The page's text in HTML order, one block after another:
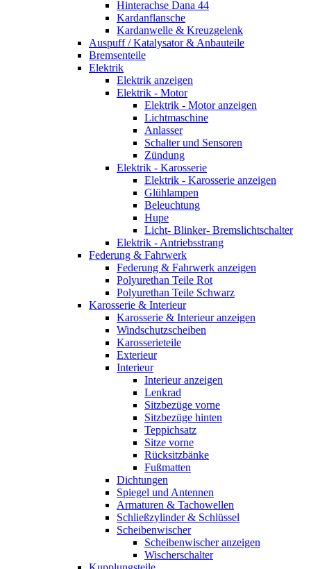
Hinterachse Dana 44
Kardanflansche
Kardanwelle & Kreuzgelenk
Auspuff / Katalysator & Anbauteile
Bremsenteile
Elektrik
Elektrik anzeigen
Elektrik - Motor
Elektrik - Motor anzeigen
Lichtmaschine
Anlasser
Schalter und Sensoren
Zündung
Elektrik - Karosserie
Elektrik - Karosserie anzeigen
Glühlampen
Beleuchtung
Hupe
Licht- Blinker- Bremslichtschalter
Elektrik - Antriebsstrang
Federung & Fahrwerk
Federung & Fahrwerk anzeigen
Polyurethan Teile Rot
Polyurethan Teile Schwarz
Karosserie & Interieur
Karosserie & Interieur anzeigen
Windschutzscheiben
Karosserieteile
Exterieur
Interieur
Interieur anzeigen
Lenkrad
Sitzbezüge vorne
Sitzbezüge hinten
Teppichsatz
Sitze vorne
Rücksitzbänke
Fußmatten
Dichtungen
Spiegel und Antennen
Armaturen & Tachowellen
Schließzylinder & Schlüssel
Scheibenwischer
Scheibenwischer anzeigen
Wischerschalter